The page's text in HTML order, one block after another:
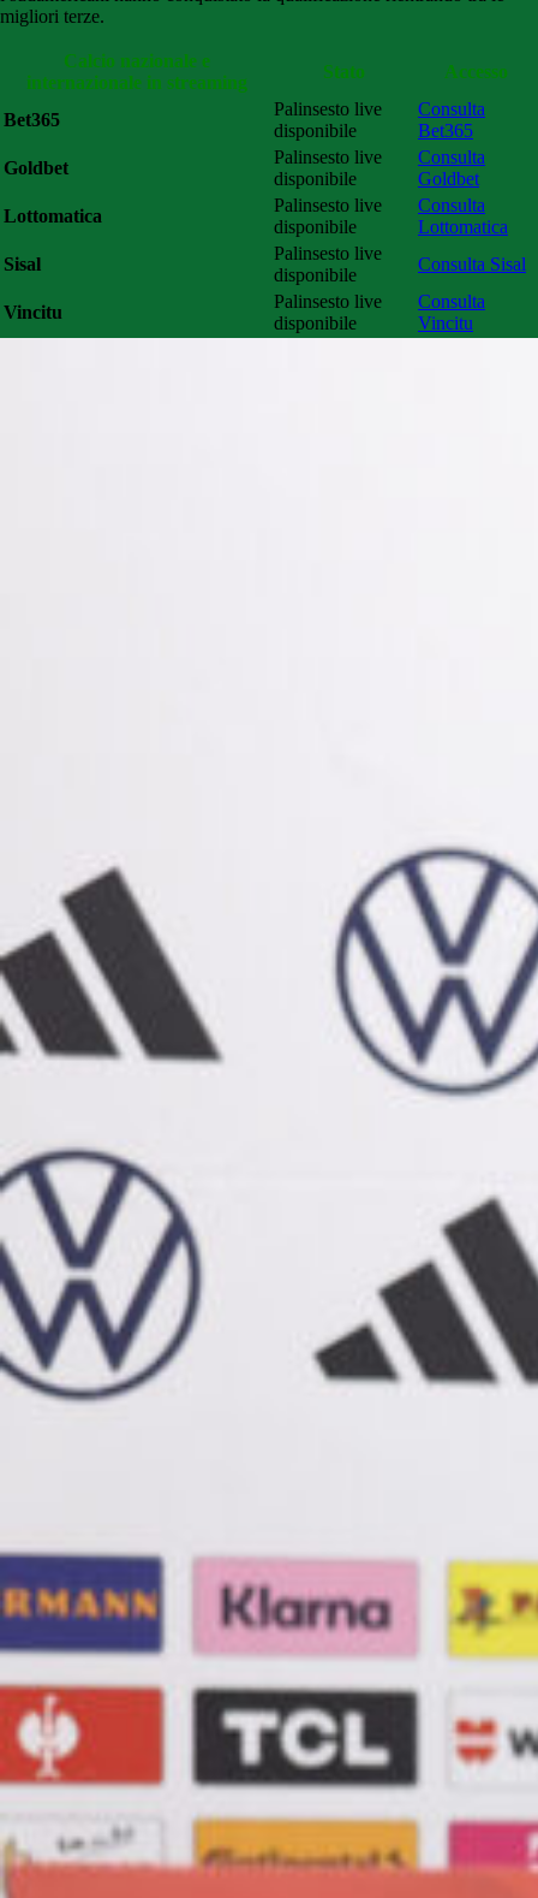
migliori terze.
Calcio nazionale e
internazionale in streaming
Stato Accesso
Bet365
Palinsesto live
disponibile
Consulta
Bet365
Goldbet
Palinsesto live
disponibile
Consulta
Goldbet
Lottomatica
Palinsesto live
disponibile
Consulta
Lottomatica
Sisal
Palinsesto live
disponibile
Consulta Sisal
Vincitu
Palinsesto live
disponibile
Consulta
Vincitu